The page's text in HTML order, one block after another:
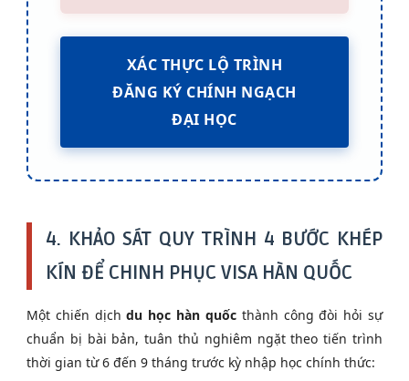
XÁC THỰC LỘ TRÌNH
ĐĂNG KÝ CHÍNH NGẠCH
ĐẠI HỌC
4. KHẢO SÁT QUY TRÌNH 4 BƯỚC KHÉP
KÍN ĐỂ CHINH PHỤC VISA HÀN QUỐC
Một chiến dịchdu học hàn quốcthành công đòi hỏi sự
chuẩn bị bài bản, tuân thủ nghiêm ngặt theo tiến trình
thời gian từ 6 đến 9 tháng trước kỳ nhập học chính thức: